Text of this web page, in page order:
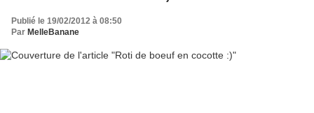
Publié le 19/02/2012 à 08:50
Par MelleBanane